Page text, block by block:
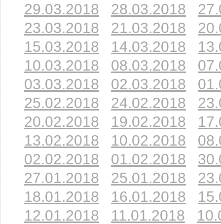
29.03.2018
28.03.2018
23.03.2018
21.03.2018
15.03.2018
14.03.2018
10.03.2018
08.03.2018
03.03.2018
02.03.2018
25.02.2018
24.02.2018
20.02.2018
19.02.2018
13.02.2018
10.02.2018
02.02.2018
01.02.2018
27.01.2018
25.01.2018
18.01.2018
16.01.2018
12.01.2018
11.01.2018